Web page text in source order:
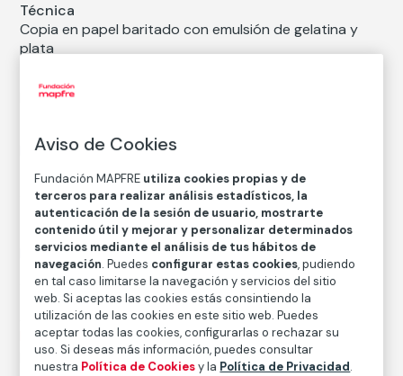
Técnica
Copia en papel baritado con emulsión de gelatina y
plata
Medidas mancha: 16 × 24 cm
FM000594
Fecha
1966/Copia de época
Inscripción/Leyenda
Firmado y numerado a lápiz en el anverso
Autor
Lee Friedlander
Nacimiento: Aberdeen, Washington, 1934
Aviso de Cookies
Fundación MAPFRE utiliza cookies propias y de
terceros para realizar análisis estadísticos, la
autenticación de la sesión de usuario, mostrarte
contenido útil y mejorar y personalizar determinados
servicios mediante el análisis de tus hábitos de
navegación. Puedes configurar estas cookies, pudiendo
en tal caso limitarse la navegación y servicios del sitio
web. Si aceptas las cookies estás consintiendo la
utilización de las cookies en este sitio web. Puedes
aceptar todas las cookies, configurarlas o rechazar su
uso. Si deseas más información, puedes consultar
nuestra Política de Cookiesy la Política de Privacidad.